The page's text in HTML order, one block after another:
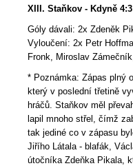
XIII. Staňkov - Kdyně 4:3
Góly dávali: 2x Zdeněk
Vyloučení: 2x Petr
Fronk, Miroslav
* Poznámka: Zápas plný
který v poslední třetině
hráčů. Staňkov měl
lapil mnoho střel, čímž
tak jediné co v zápasu
Jiřího Látala - blafák,
útočníka Zdeňka Pikala,